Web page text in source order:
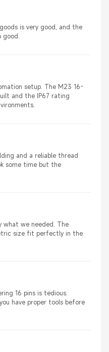
is very good, and the
setup. The M23 16-
and the IP67 rating
and a reliable thread
some time but the
what we needed. The
size fit perfectly in the
16 pins is tedious.
have proper tools before